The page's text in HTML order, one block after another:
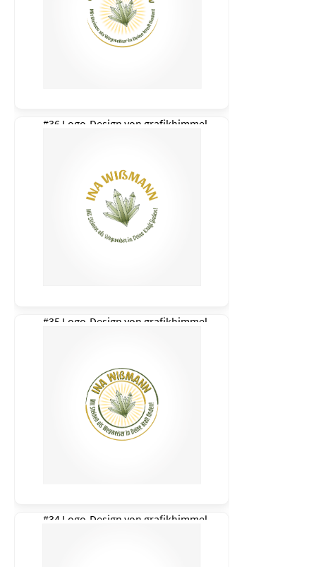
#36 Logo-Design von grafikhimmel
#35 Logo-Design von grafikhimmel
#34 Logo-Design von grafikhimmel